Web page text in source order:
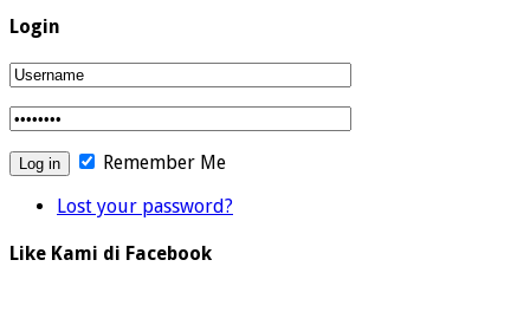
Login
Remember Me
Lost your password?
Like Kami di Facebook